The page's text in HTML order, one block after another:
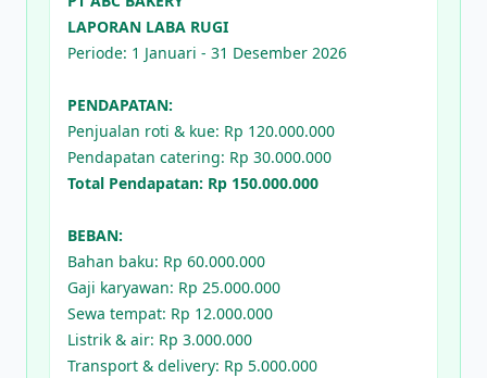
LAPORAN LABA RUGI
Periode: 1 Januari - 31 Desember 2026
PENDAPATAN:
Penjualan roti & kue: Rp 120.000.000
Pendapatan catering: Rp 30.000.000
Total Pendapatan: Rp 150.000.000
BEBAN:
Bahan baku: Rp 60.000.000
Gaji karyawan: Rp 25.000.000
Sewa tempat: Rp 12.000.000
Listrik & air: Rp 3.000.000
Transport & delivery: Rp 5.000.000